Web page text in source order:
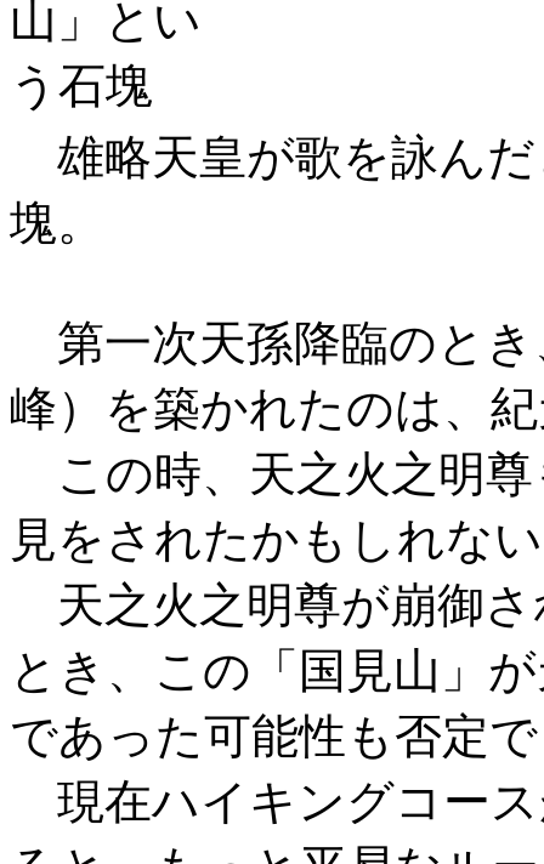
雄略天皇が歌を詠ん
塊。
第一次天孫降臨のとき
峰）を築かれたのは、
この時、天之火之明尊
見をされたかもしれな
天之火之明尊が崩御さ
とき、この「国見山」
であった可能性も否定
現在ハイキングコー